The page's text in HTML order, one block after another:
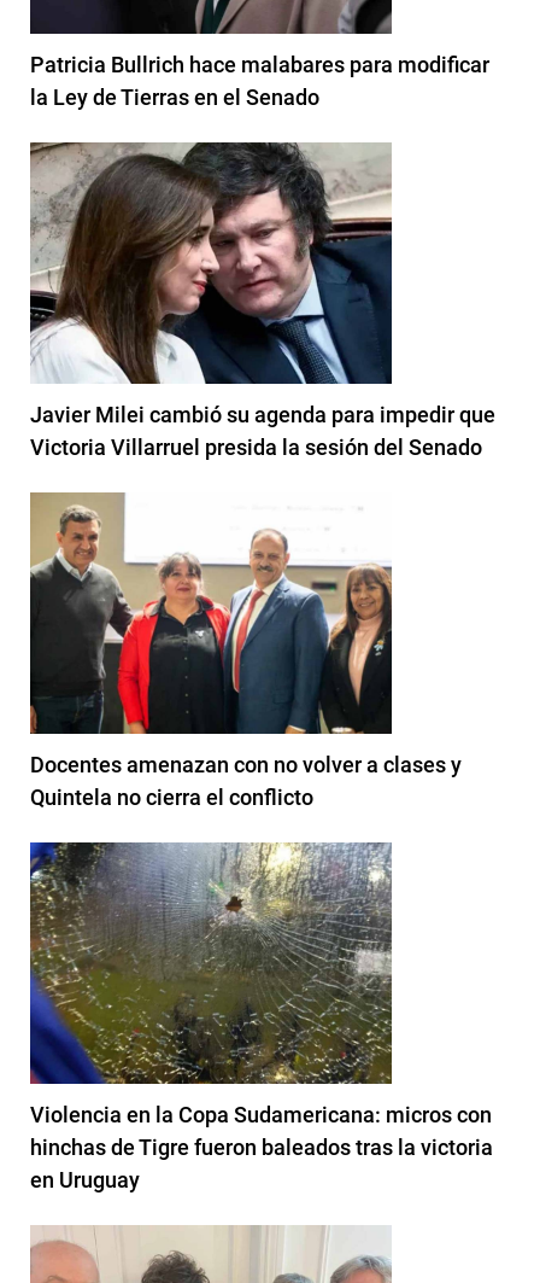
Patricia Bullrich hace malabares para modificar
la Ley de Tierras en el Senado
Javier Milei cambió su agenda para impedir que
Victoria Villarruel presida la sesión del Senado
Docentes amenazan con no volver a clases y
Quintela no cierra el conflicto
Violencia en la Copa Sudamericana: micros con
hinchas de Tigre fueron baleados tras la victoria
en Uruguay